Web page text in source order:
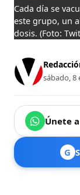
Cada día se
este grupo, un
dosis. (Foto:
sábado, 8
Únete
G